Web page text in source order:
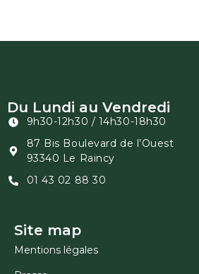
Du Lundi au Vendredi
9h30-12h30 / 14h30-18h30
87 Bis Boulevard de l’Ouest
93340 Le Raincy
01 43 02 88 30
Site map
Mentions légales